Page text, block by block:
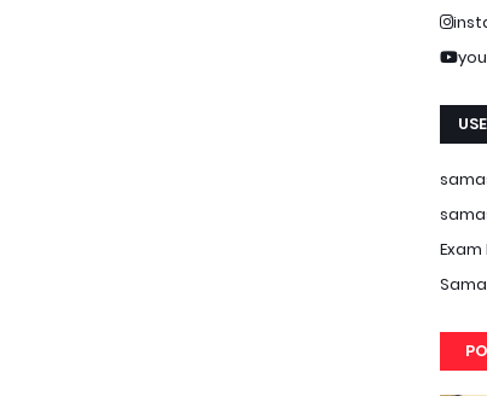
Exam